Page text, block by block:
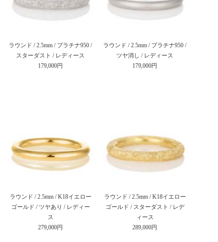
ラウンド / 2.5mm / プラチナ950 /
スターダスト / レディース
179,000円
ラウンド / 2.5mm / プラチナ950 /
ツヤ消し / レディース
179,000円
ラウンド / 2.5mm / K18イエロー
ゴールド / ツヤあり / レディー
ス
279,000円
ラウンド / 2.5mm / K18イエロー
ゴールド / スターダスト / レデ
ィース
289,000円